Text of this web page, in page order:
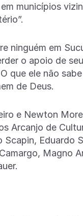
municípios
ninguém em
o apoio de
que ele não
de Deus.
e Newton
Arcanjo de
Eduardo
Magno